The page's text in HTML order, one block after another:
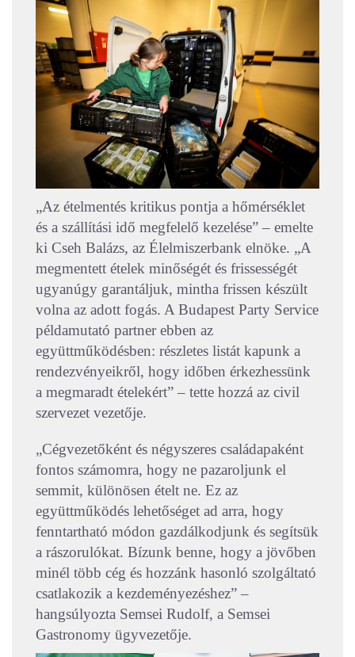
„Az ételmentés kritikus pontja a hőmérséklet
és a szállítási idő megfelelő kezelése” – emelte
ki Cseh Balázs, az Élelmiszerbank elnöke. „A
megmentett ételek minőségét és frissességét
ugyanúgy garantáljuk, mintha frissen készült
volna az adott fogás. A Budapest Party Service
példamutató partner ebben az
együttműködésben: részletes listát kapunk a
rendezvényeikről, hogy időben érkezhessünk
a megmaradt ételekért” – tette hozzá az civil
szervezet vezetője.
„Cégvezetőként és négyszeres családapaként
fontos számomra, hogy ne pazaroljunk el
semmit, különösen ételt ne. Ez az
együttműködés lehetőséget ad arra, hogy
fenntartható módon gazdálkodjunk és segítsük
a rászorulókat. Bízunk benne, hogy a jövőben
minél több cég és hozzánk hasonló szolgáltató
csatlakozik a kezdeményezéshez” –
hangsúlyozta Semsei Rudolf, a Semsei
Gastronomy ügyvezetője.